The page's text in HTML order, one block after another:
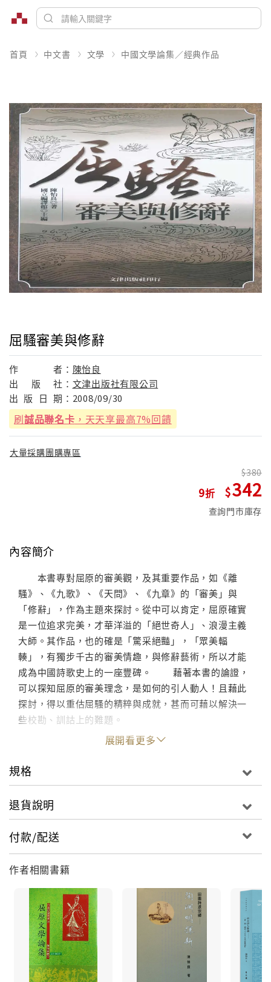
首頁 中文書 文學 中國文學論集／經典作品
屈騷審美與修辭
作 者： 陳怡良
出
版 社： 文津出版社有限公司
出 版 日 期： 2008/09/30
刷誠品聯名卡 ，天天享最高7%回饋
大量採購團購專區
9
380
342
查詢門市庫存
內容簡介
本書專對屈原的審美觀，及其重要作品，如《離
騷》、《九歌》、《天問》、《九章》的「審美」與
「修辭」，作為主題來探討。從中可以肯定，屈原確實
是一位追求完美，才華洋溢的「絕世奇人」、浪漫主義
大師。其作品，也的確是「驚采絕豔」，「眾美輻
輳」，有獨步千古的審美情趣，與修辭藝術，所以才能
成為中國詩歌史上的一座豐碑。 藉著本書的論證，
可以探知屈原的審美理念，是如何的引人動人！且藉此
探討，得以重估屈騷的精粹與成就，甚而可藉以解決一
些校勘、訓詁上的難題。
展開看更多
規格
退貨說明
付款/配送
作者相關書籍